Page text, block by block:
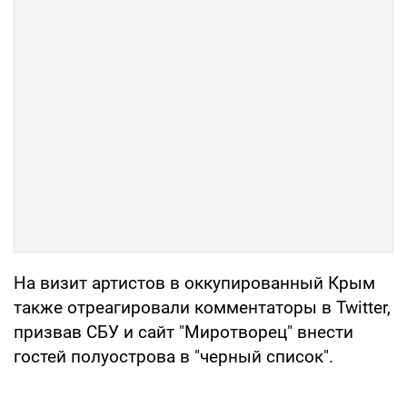
На визит артистов в оккупированный Крым
также отреагировали комментаторы в Twitter,
призвав СБУ и сайт "Миротворец" внести
гостей полуострова в "черный список".